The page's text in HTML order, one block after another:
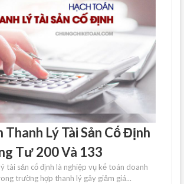
Thanh Lý Tài Sản Cố Định
Tư 200 Và 133
tài sản cố định là nghiệp vụ kế toán doanh
trường hợp thanh lý gây giảm giá...